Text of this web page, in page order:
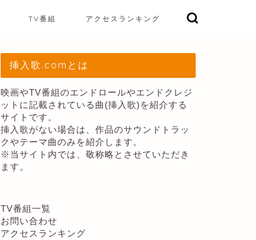
TV番組 アクセスランキング
挿入歌.comとは
映画やTV番組のエンドロールやエンドクレジ
ットに記載されている曲(挿入歌)を紹介する
サイトです。
挿入歌がない場合は、作品のサウンドトラッ
クやテーマ曲のみを紹介します。
※当サイト内では、敬称略とさせていただき
ます。
TV番組一覧
お問い合わせ
アクセスランキング